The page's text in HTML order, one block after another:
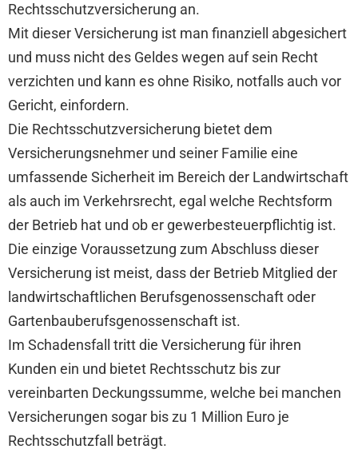
Rechtsschutzversicherung an.
Mit dieser Versicherung ist man finanziell abgesichert
und muss nicht des Geldes wegen auf sein Recht
verzichten und kann es ohne Risiko, notfalls auch vor
Gericht, einfordern.
Die Rechtsschutzversicherung bietet dem
Versicherungsnehmer und seiner Familie eine
umfassende Sicherheit im Bereich der Landwirtschaft
als auch im Verkehrsrecht, egal welche Rechtsform
der Betrieb hat und ob er gewerbesteuerpflichtig ist.
Die einzige Voraussetzung zum Abschluss dieser
Versicherung ist meist, dass der Betrieb Mitglied der
landwirtschaftlichen Berufsgenossenschaft oder
Gartenbauberufsgenossenschaft ist.
Im Schadensfall tritt die Versicherung für ihren
Kunden ein und bietet Rechtsschutz bis zur
vereinbarten Deckungssumme, welche bei manchen
Versicherungen sogar bis zu 1 Million Euro je
Rechtsschutzfall beträgt.